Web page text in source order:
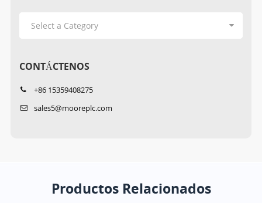
CONTÁCTENOS
+86 15359408275
sales5@mooreplc.com
Productos Relacionados